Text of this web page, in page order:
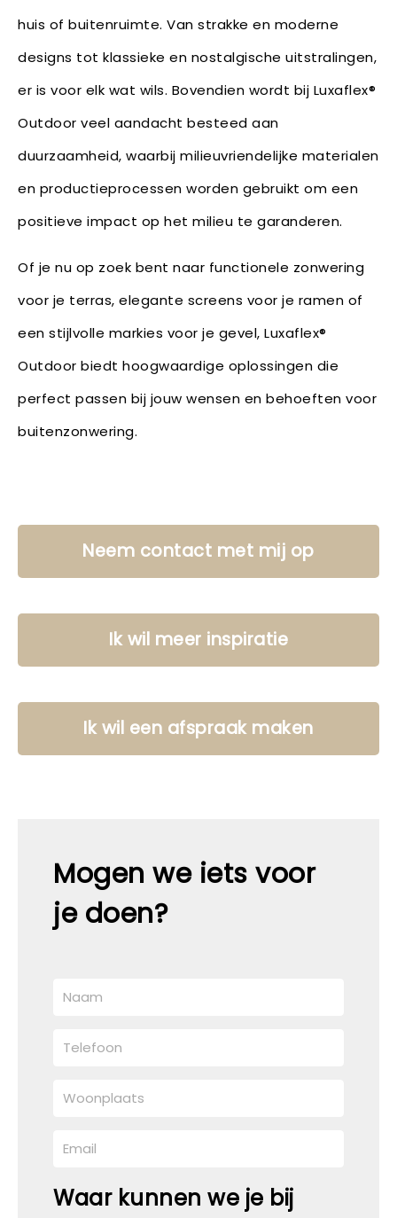
huis of buitenruimte. Van strakke en moderne
designs tot klassieke en nostalgische uitstralingen,
er is voor elk wat wils. Bovendien wordt bij Luxaflex®
Outdoor veel aandacht besteed aan
duurzaamheid, waarbij milieuvriendelijke materialen
en productieprocessen worden gebruikt om een
positieve impact op het milieu te garanderen.
Of je nu op zoek bent naar functionele zonwering
voor je terras, elegante screens voor je ramen of
een stijlvolle markies voor je gevel, Luxaflex®
Outdoor biedt hoogwaardige oplossingen die
perfect passen bij jouw wensen en behoeften voor
buitenzonwering.
Neem contact met mij op
Ik wil meer inspiratie
Ik wil een afspraak maken
Mogen we iets voor
je doen?
Waar kunnen we je bij